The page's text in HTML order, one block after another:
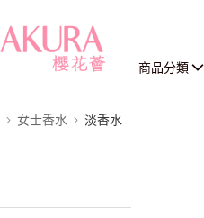
商品分類
女士香水 淡香水